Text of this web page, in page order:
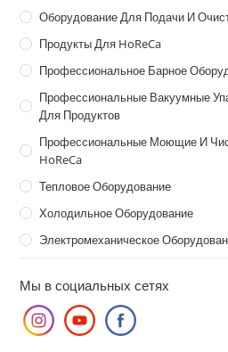
Оборудование Для Подачи И
Продукты Для HoReCa
Профессиональное Барное
Профессиональные Вакуумные
Для Продуктов
Профессиональные Моющие И
HoReCa
Тепловое Оборудование
Холодильное Оборудование
Электромеханическое
Мы в социальных сетях